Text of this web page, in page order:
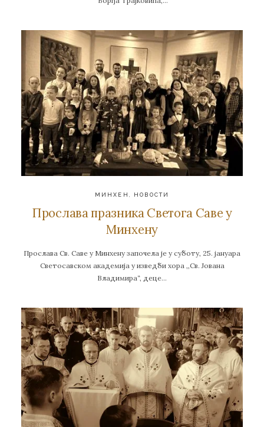
МИНХЕН , НОВОСТИ
Прослава празника Светога Саве у
Минхену
Прослава Св. Саве у Минхену започела је у суботу, 25. јануара
Светосавском академија у изведби хора ,,Св. Јована
Владимира“, деце…